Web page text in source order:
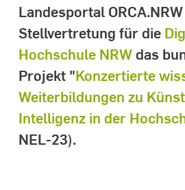
Landesportal
Stellvertretung für die
Hochschule NRWdas
Projekt "Konzertierte
Weiterbildungen zu
Intelligenz in der
NEL-23).